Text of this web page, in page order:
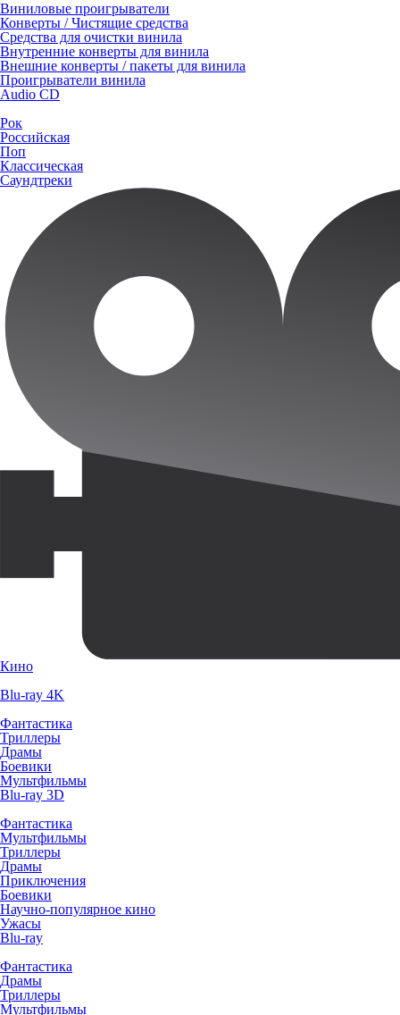
Виниловые проигрыватели
Конверты / Чистящие средства
Средства для очистки винила
Внутренние конверты для винила
Внешние конверты / пакеты для винила
Проигрыватели винила
Audio CD
Рок
Российская
Поп
Классическая
Саундтреки
Кино
Blu-ray 4K
Фантастика
Триллеры
Драмы
Боевики
Мультфильмы
Blu-ray 3D
Фантастика
Мультфильмы
Триллеры
Драмы
Приключения
Боевики
Научно-популярное кино
Ужасы
Blu-ray
Фантастика
Драмы
Триллеры
Мультфильмы